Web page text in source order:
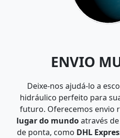
ENVIO
Deixe-nos ajudá-lo a
hidráulico perfeito para
futuro. Oferecemos envio
lugar do mundoatravés
de ponta, como DHL